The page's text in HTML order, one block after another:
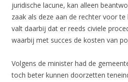
juridische lacune, kan alleen
zaak als deze aan de rechter voor te
valt daarbij dat er reeds civiele
waarbij met succes de kosten van
Volgens de minister had de
toch beter kunnen doorzetten